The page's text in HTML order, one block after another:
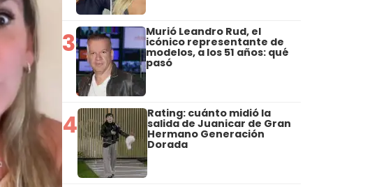
3 Murió Leandro Rud, el
icónico representante de
modelos, a los 51 años: qué
pasó
4 Rating: cuánto midió la
salida de Juanicar de Gran
Hermano Generación
Dorada